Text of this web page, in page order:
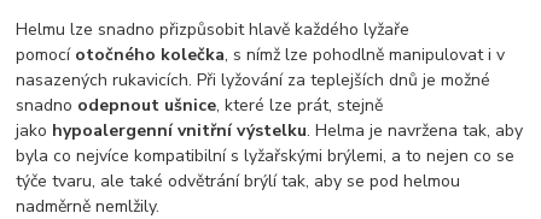
Helmu lze snadno přizpůsobit hlavě každého lyžaře
pomocí otočného kolečka, s nímž lze pohodlně manipulovat i v
nasazených rukavicích. Při lyžování za teplejších dnů je možné
snadno odepnout ušnice, které lze prát, stejně
jako hypoalergenní vnitřní výstelku. Helma je navržena tak, aby
byla co nejvíce kompatibilní s lyžařskými brýlemi, a to nejen co se
týče tvaru, ale také odvětrání brýlí tak, aby se pod helmou
nadměrně nemlžily.